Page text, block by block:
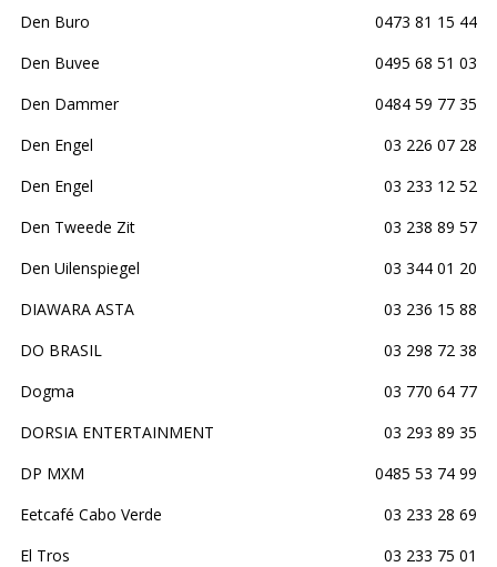
Den Buro
0473 81 15 44
Den Buvee
0495 68 51 03
Den Dammer
0484 59 77 35
Den Engel
03 226 07 28
Den Engel
03 233 12 52
Den Tweede Zit
03 238 89 57
Den Uilenspiegel
03 344 01 20
DIAWARA ASTA
03 236 15 88
DO BRASIL
03 298 72 38
Dogma
03 770 64 77
DORSIA ENTERTAINMENT
03 293 89 35
DP MXM
0485 53 74 99
Eetcafé Cabo Verde
03 233 28 69
El Tros
03 233 75 01